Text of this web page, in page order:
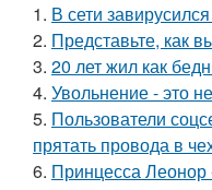
1. В сети
2. Представьте, как
3. 20 лет жил как
4. Увольнение - это
5. Пользователи
прятать провода в
6. Принцесса Леонор